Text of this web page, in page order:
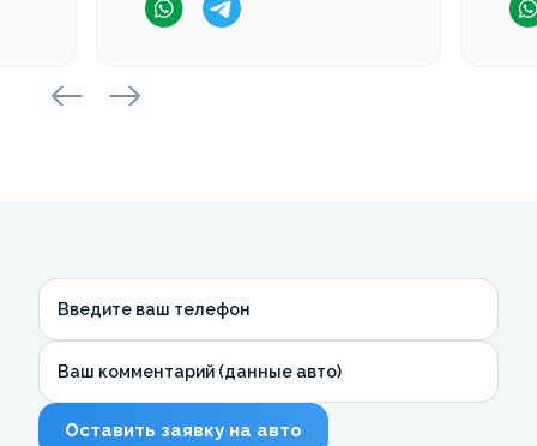
Введите ваш телефон
Ваш комментарий (данные авто)
Оставить заявку на авто